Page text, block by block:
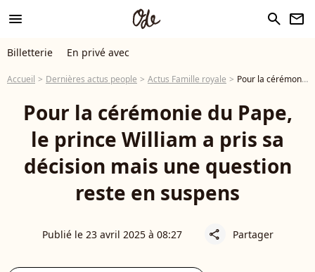
menu search newsletter
Billetterie En privé avec
Accueil Dernières actus people Actus Famille royale Pour la cérémonie du Pape, le prince William a pris sa décision mais une question reste en suspens
Pour la cérémonie du Pape,
le prince William a pris sa
décision mais une question
reste en suspens
Publié le 23 avril 2025 à 08:27 share Partager